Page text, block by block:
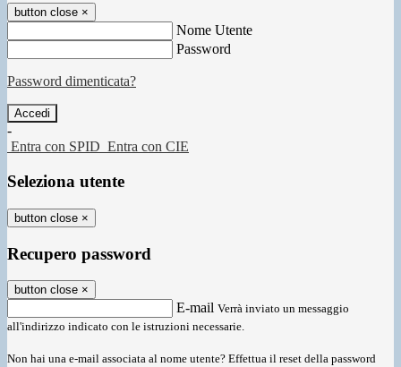
button close ×
Nome Utente
Password
Password dimenticata?
-
Entra con SPID Entra con CIE
Seleziona utente
button close ×
Recupero password
button close ×
E-mail Verrà inviato un messaggio
all'indirizzo indicato con le istruzioni necessarie.
Non hai una e-mail associata al nome utente? Effettua il reset della password